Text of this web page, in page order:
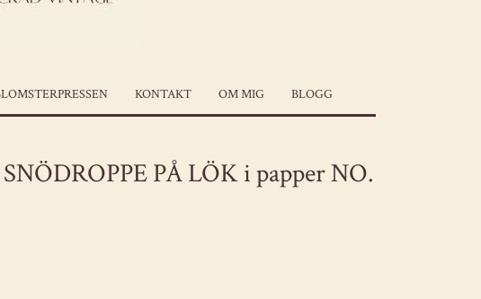
KONTAKT OM MIG BLOGG
PÅ LÖK i papper NO.